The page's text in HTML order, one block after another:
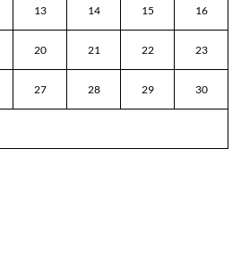
13 14 15 16
20 21 22 23
27 28 29 30